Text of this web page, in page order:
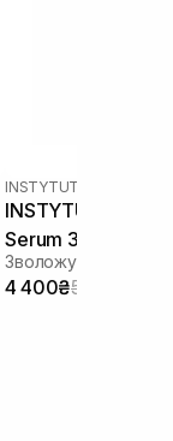
INSTYTUTUM
INSTYTUTUM
Serum 30 мл
Зволожувальна
4 400₴5 500₴